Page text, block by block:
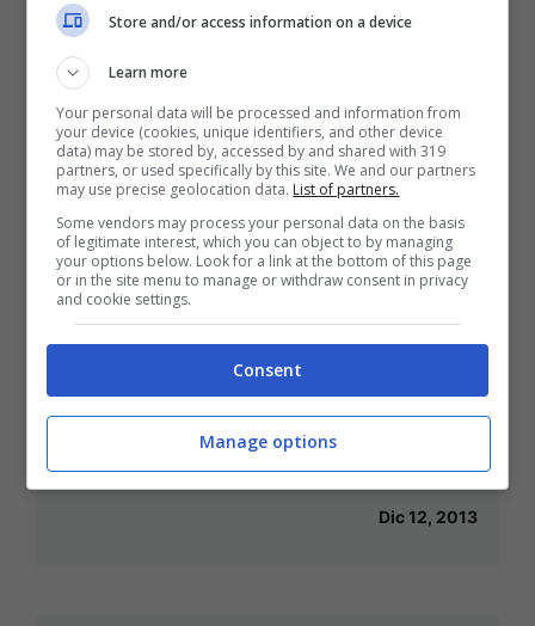
esaltante per le italiane
Neymar, un predestinato alla
conquista dei due mondi
Dic 12, 2013
La rivincita di Mancini: eroe di
Champions contro il nemico storico
Dic 12, 2013
Store and/or access information on a device
Learn more
Your personal data will be processed and information from
your device (cookies, unique identifiers, and other device
data) may be stored by, accessed by and shared with 319
partners, or used specifically by this site. We and our partners
may use precise geolocation data. List of partners.
Some vendors may process your personal data on the basis
of legitimate interest, which you can object to by managing
your options below. Look for a link at the bottom of this page
or in the site menu to manage or withdraw consent in privacy
and cookie settings.
Consent
Manage options